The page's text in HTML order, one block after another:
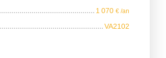
1 070 € /an
VA2102